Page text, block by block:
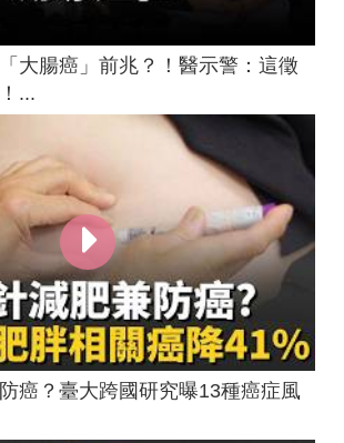
大腸癌」前兆？！醫示警：這徵
...
癌？臺大跨國研究曝13種癌症風